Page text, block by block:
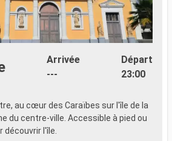
Arrivée
---
Départ
23:00
au cœur des Caraïbes sur l'île de la
du centre-ville. Accessible à pied ou
découvrir l'île.